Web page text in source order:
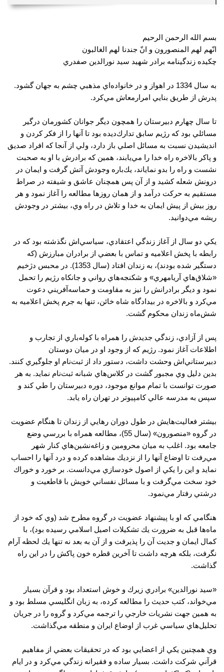
بسم الله الرحمن الرحیم
انّهم لهم المنصورون و انّ جندنا لهم الغالبون
چکیده زندگينامه برادر شهيد سید نورالدین ‌صفدري
به سال 1334 در اهواز و در خانواده‌اي مذهبي چشم به جهان گشود.
پدرش از طريق بنايي امرارمعاش مي‌كرد.
تا سال چهارم دبيرستان را همچون ديگر جوانان كشورمان درگير
مسائلي بود كه رژيم سابق تدارك‌ديده بود تا آنها را از فكر كردن و
انديشيدن نسبت به مسائل اصلي باز دارد، ولي از آنجا كه افراد صديق
و پاكر بالاخره راه خدا را مي‌يابند، همين كه برادرش با او به صحبت
نشست و راه را بدو نماياند، يك‌باره وجودش آتش گرفت و ايمان در
درونش شعله كشيد و از آن پس همچنان عاشق و شيفته در صراط
مستقيم به حركت درآمد و از همان روزها مطالعه را آغاز نمود و هر
روز بيش از پيش ايمان به خدا و تلاش در راه وي، بيشتر در وجودش
ريشه مي‌دوانيد.
يكي دو سال از آغاز زندگي اعتقادي، سياسي‌اش نگذشته بود كه در
رابطه با پخش اعلاميه و تماس با بعضي از برادران مبارزش (كه
دستگير شده بودند)، به زندان افتاد (سال 1353). در محبس دژخيم
«شلاق‌هاي آريامهري» و شكنجه‌هاي رواني و جانكاه رژيم را تحمل
نمود و ديگر برادرانش را نيز به مقاومت و حماسه‌آفريني دعوت
مي‌كرد و بالاخره در بيدادگاه شاه خائن، تنها به جرم پخش اعلاميه به
شش‌ماه زندان محكوم گشت.
پس از آزادي، زندگي جديدش را همراه با كوله‌باري از تجارب و
اطلاعات آغاز نمود. رژيم كه از وجود او در ميان دوستان
دبيرستاني‌اش وحشت داشت، دستور داد از ثبت‌نام او جلوگيري كنند.
بدين دليل وي مجبور گشت در كلاس‌هاي شبانه ثبت‌نام نمايد. به هر
صورت توانست با تمام موانع موجود، دوره دبيرستان را طي كند و
سپس به مدرسه عالي كامپيوتر در تهران راه يابد.
بيشتر فعاليت‌هايش در طول دوران رهايي از زندان تا هنگام عضويت
در گروه «منصورون» (سال 55)، مطالعه همراه با بررسي وضع
جامعه بود. اغلب به ميان محرومين و زاغه‌نشين‌هاي كنار شهر
مي‌رفت تا اوضاع آنها را از نزديك مشاهده كرده و درد آنها را احساب
نمايد و اين را يكي از اصول خودسازي مي‌دانست. بر خورد و خوراك
خود سخت مي‌گرفت و با مسائل نفساني خويش با قاطعيت و
درشتي رفتار مي‌نمود.
هنگامي كه او با پيشنهاد عضويت در گروه مطرح شد (وي كه خود از
ماه‌ها قبل به ضرورت يك تشكيلات اصيل اسلامي رسيده بود)، با
كمال ايمان و جديت آن را پذيرفت و از آن به بعد نه تنها يك لحظه آرام
نگرفت، بلكه هرچه داشت تا آخرين قطره خون پاكش را در اين راه
گذاشت.
«سيد نورالدين» برادري زيرك و خوش استعداد بود و قرآن بسيار
مي‌خواند، كتب حديث را مطالعه كرده، به زبان انگليسي مسلط بود و
به همين جهت نشريات خارجي را ترجمه مي‌كرد و گروه را در جريان
تحليل‌هاي سياسي غرب از اوضاع ايران و منطقه مي‌گذاشت.
وي همچنين يكي از اعضايي بود كه در تحقيقات بعضي از مفاهيم
قرآني شركت داشت. بسيار ساده و فقيرانه زندگي مي‌كرد و در ايام